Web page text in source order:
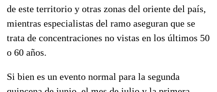
de este territorio y otras zonas del oriente del país,
mientras especialistas del ramo aseguran que se
trata de concentraciones no vistas en los últimos 50
o 60 años.
Si bien es un evento normal para la segunda